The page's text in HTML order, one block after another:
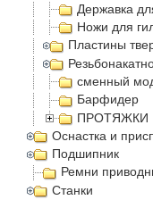
Державка
Ножи для
Пластины
сменный
Барфидер
ПРОТЯЖКИ
Оснастка и
Подшипник
Ремни
Станки